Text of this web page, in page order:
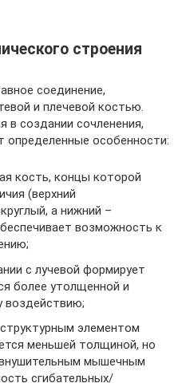
строения
соединение,
и плечевой костью.
в создании сочленения,
определенные особенности:
кость, концы которой
(верхний
а нижний –
возможность к
с лучевой формирует
более утолщенной и
воздействию;
элементом
меньшей толщиной, но
мышечным
сгибательных/